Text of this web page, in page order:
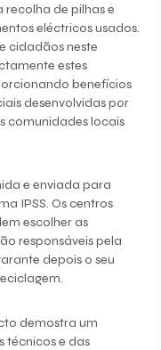
de pilhas e
eléctricos usados.
cidadãos neste
estes
benefícios
desenvolvidas por
comunidades locais
e enviada para
IPSS. Os centros
escolher as
responsáveis pela
depois o seu
demostra um
técnicos e das